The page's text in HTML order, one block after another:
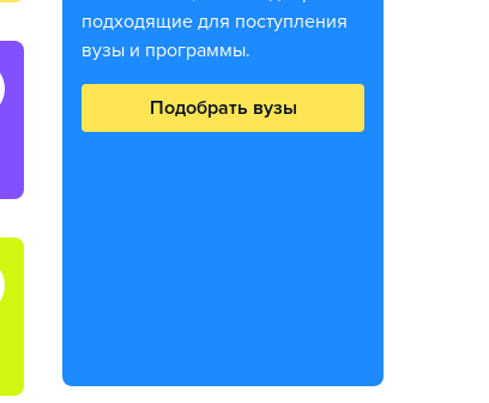
подходящие для поступления
вузы и программы.
Подобрать вузы